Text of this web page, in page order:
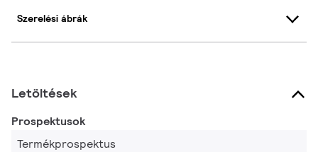
Szerelési ábrák
Letöltések
Prospektusok
Termékprospektus